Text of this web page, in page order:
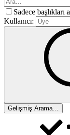
Sadece başlıkları
Kullanıcı:
Gelişmiş Arama…